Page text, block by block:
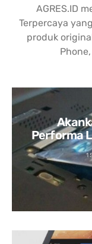
AGRES.ID
Terpercaya
produk
Performa
1